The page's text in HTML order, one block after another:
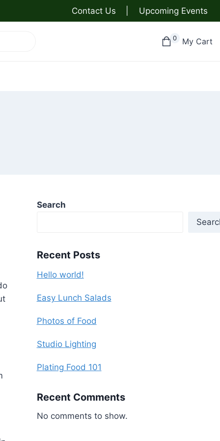
Contact Us Upcoming Events
0 My Cart
Search
Recent Posts
Hello world!
Easy Lunch Salads
Photos of Food
Studio Lighting
Plating Food 101
Recent Comments
No comments to show.